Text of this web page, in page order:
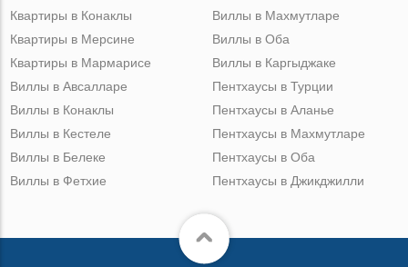
Квартиры в Конаклы
Квартиры в Мерсине
Квартиры в Мармарисе
Виллы в Махмутларе
Виллы в Оба
Виллы в Каргыджаке
Виллы в Авсалларе
Виллы в Конаклы
Виллы в Кестеле
Виллы в Белеке
Виллы в Фетхие
Пентхаусы в Турции
Пентхаусы в Аланье
Пентхаусы в Махмутларе
Пентхаусы в Оба
Пентхаусы в Джикджилли